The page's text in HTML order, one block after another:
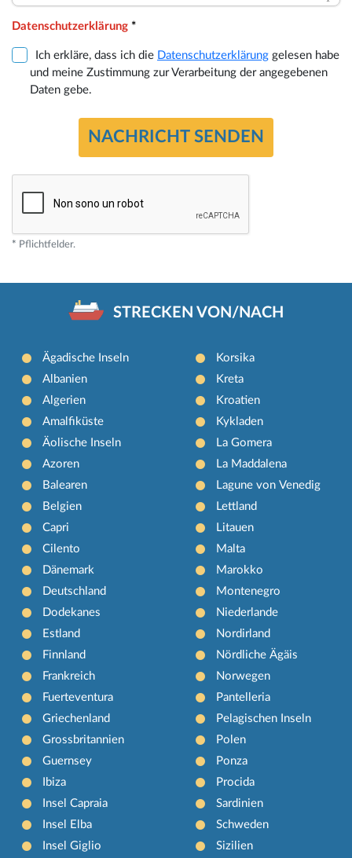
Datenschutzerklärung *
Ich erkläre, dass ich die Datenschutzerklärung gelesen habe
und meine Zustimmung zur Verarbeitung der angegebenen
Daten gebe.
* Pflichtfelder.
STRECKEN VON/NACH
Ägadische Inseln
Albanien
Algerien
Amalfiküste
Äolische Inseln
Azoren
Balearen
Belgien
Capri
Cilento
Dänemark
Deutschland
Dodekanes
Estland
Finnland
Frankreich
Fuerteventura
Griechenland
Grossbritannien
Guernsey
Ibiza
Insel Capraia
Insel Elba
Insel Giglio
Korsika
Kreta
Kroatien
Kykladen
La Gomera
La Maddalena
Lagune von Venedig
Lettland
Litauen
Malta
Marokko
Montenegro
Niederlande
Nordirland
Nördliche Ägäis
Norwegen
Pantelleria
Pelagischen Inseln
Polen
Ponza
Procida
Sardinien
Schweden
Sizilien